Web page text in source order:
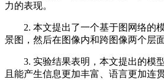
力的表现。
2. 本文提出了一个基于图网络的
景图，然后在图像内和跨图像两个层
3. 实验结果表明，本文提出的模
且能产生信息更加丰富、语言更加连